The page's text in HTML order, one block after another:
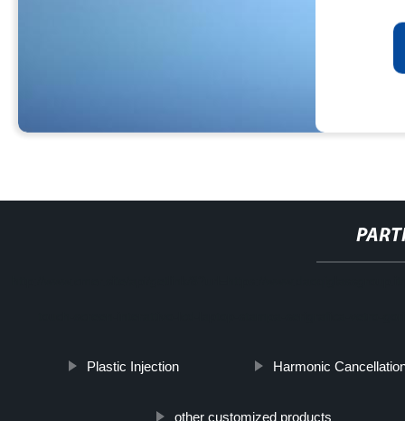
Plastic Injection Harmonic
other customized products